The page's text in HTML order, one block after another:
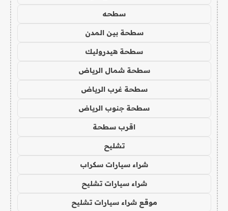
سطحه
سطحة بين المدن
سطحة هيدروليك
سطحة شمال الرياض
سطحة غرب الرياض
سطحة جنوب الرياض
اقرب سطحة
تشليح
شراء سيارات سكراب
شراء سيارات تشليح
موقع شراء سيارات تشليح